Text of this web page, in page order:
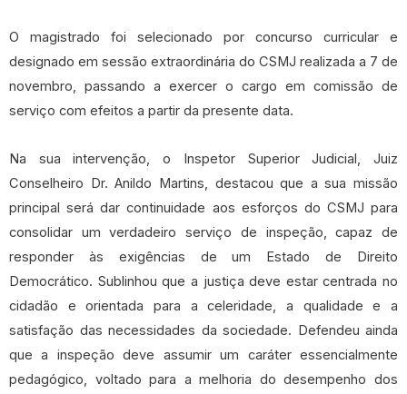
O magistrado foi selecionado por concurso curricular e
designado em sessão extraordinária do CSMJ realizada a 7 de
novembro, passando a exercer o cargo em comissão de
serviço com efeitos a partir da presente data.
Na sua intervenção, o Inspetor Superior Judicial, Juiz
Conselheiro Dr. Anildo Martins, destacou que a sua missão
principal será dar continuidade aos esforços do CSMJ para
consolidar um verdadeiro serviço de inspeção, capaz de
responder às exigências de um Estado de Direito
Democrático. Sublinhou que a justiça deve estar centrada no
cidadão e orientada para a celeridade, a qualidade e a
satisfação das necessidades da sociedade. Defendeu ainda
que a inspeção deve assumir um caráter essencialmente
pedagógico, voltado para a melhoria do desempenho dos